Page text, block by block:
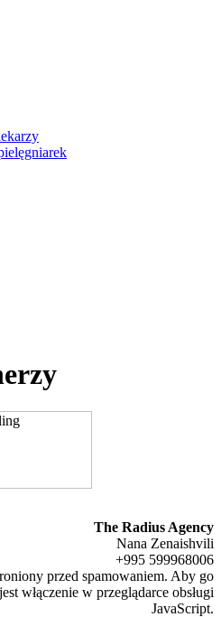
The Radius Agency
Nana Zenaishvili
+995 599968006
przed spamowaniem. Aby go
włączenie w przeglądarce obsługi
JavaScript.